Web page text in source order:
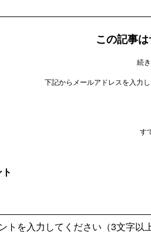
この記事
続
下記からメールアドレスを入力
す